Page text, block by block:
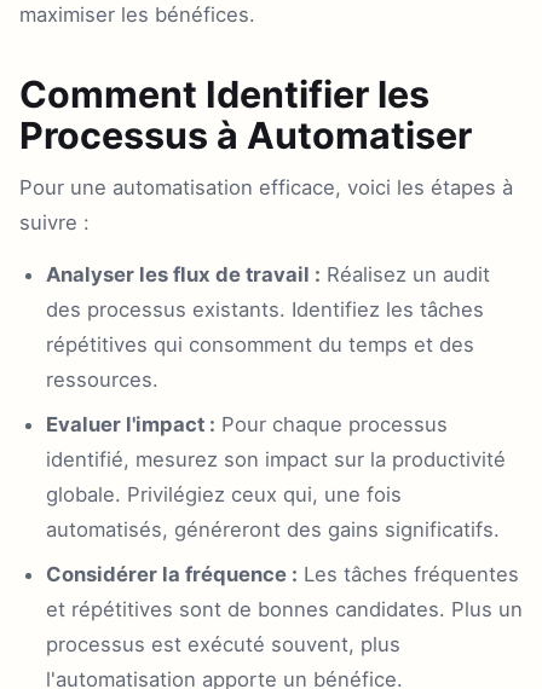
maximiser les bénéfices.
Comment Identifier les
Processus à Automatiser
Pour une automatisation efficace, voici les étapes à
suivre :
Analyser les flux de travail : Réalisez un audit
des processus existants. Identifiez les tâches
répétitives qui consomment du temps et des
ressources.
Evaluer l'impact : Pour chaque processus
identifié, mesurez son impact sur la productivité
globale. Privilégiez ceux qui, une fois
automatisés, généreront des gains significatifs.
Considérer la fréquence : Les tâches fréquentes
et répétitives sont de bonnes candidates. Plus un
processus est exécuté souvent, plus
l'automatisation apporte un bénéfice.